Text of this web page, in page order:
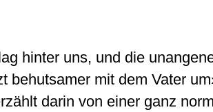
hinter uns, und die
behutsamer mit dem Vater
darin von einer ganz